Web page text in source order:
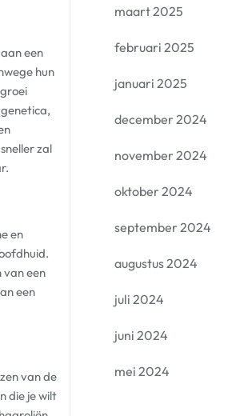
een
hun
zal
en
van een
een
van de
die je wilt
maart 2025
februari 2025
januari 2025
december 2024
november 2024
oktober 2024
september 2024
augustus 2024
juli 2024
juni 2024
mei 2024